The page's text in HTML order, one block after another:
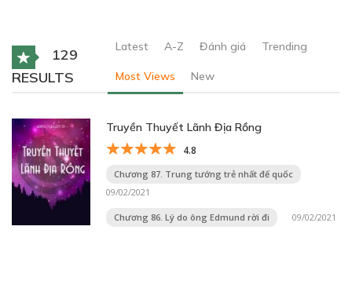
129
RESULTS
Latest A-Z Đánh giá Trending
Most Views New
Truyền Thuyết Lãnh Địa Rồng
4.8
Chương 87. Trung tướng trẻ nhất đế quốc
09/02/2021
Chương 86. Lý do ông Edmund rời đi 09/02/2021